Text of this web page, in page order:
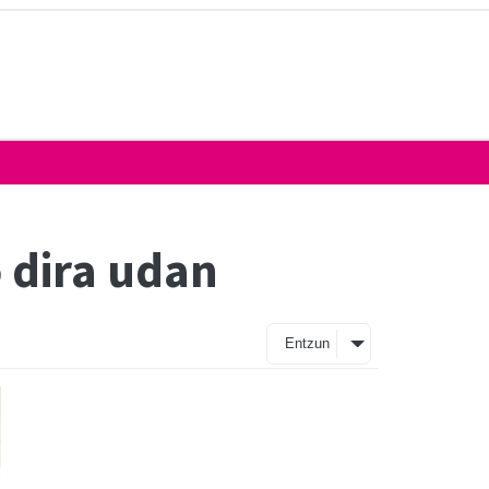
udan
Entzun